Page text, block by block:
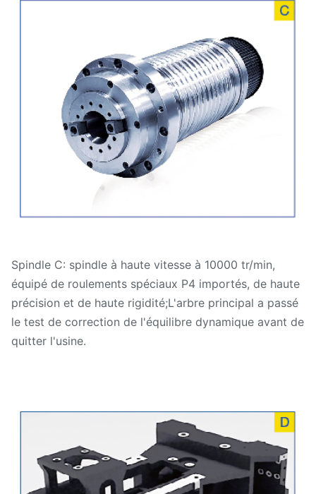
Spindle C: spindle à haute vitesse à 10000 tr/min,
équipé de roulements spéciaux P4 importés, de haute
précision et de haute rigidité;L'arbre principal a passé
le test de correction de l'équilibre dynamique avant de
quitter l'usine.